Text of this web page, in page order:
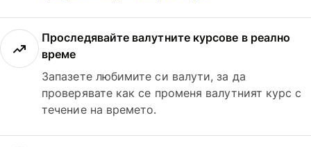
Проследявайте валутните курсове в реално
време
Запазете любимите си валути, за да
проверявате как се променя валутният курс с
течение на времето.